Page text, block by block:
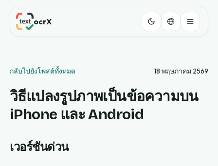
ocrX
กลับไปยังโพสต์ทั้งหมด 18 พฤษภาคม 2569
วิธีแปลงรูปภาพเป็นข้อความบน
iPhone และ Android
เวอร์ชันด่วน